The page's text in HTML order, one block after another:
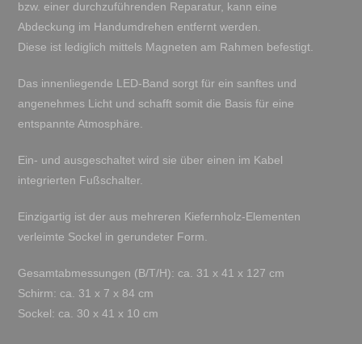
bzw. einer durchzuführenden Reparatur, kann eine
Abdeckung im Handumdrehen entfernt werden.
Diese ist lediglich mittels Magneten am Rahmen befestigt.
Das innenliegende LED-Band sorgt für ein sanftes und
angenehmes Licht und schafft somit die Basis für eine
entspannte Atmosphäre.
Ein- und ausgeschaltet wird sie über einen im Kabel
integrierten Fußschalter.
Einzigartig ist der aus mehreren Kiefernholz-Elementen
verleimte Sockel in gerundeter Form.
Gesamtabmessungen (B/T/H): ca. 31 x 41 x 127 cm
Schirm: ca. 31 x 7 x 84 cm
Sockel: ca. 30 x 41 x 10 cm